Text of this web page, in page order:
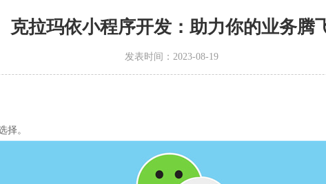
克拉玛依小程序开发：助力你的业务腾
发表时间：2023-08-19
择。